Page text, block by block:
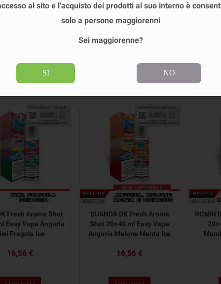
SHOT 20+40 ML chevron_right DK FRESH
Ordina per:
Fresh Aroma Shot
Easy Vape Anguria
Fragola Ice
16,56 €
SUANDA DK Fresh Aroma
Shot 20+40 ml Easy Vape
Anguria Melone Menta Ice
16,56 €
RONIN
al sito e l'acquisto dei prodotti al suo interno è
solo a persone maggiorenni
Sei maggiorenne?
SI NO